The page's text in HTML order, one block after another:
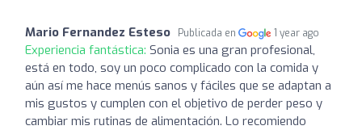
Mario Fernandez Esteso Publicada en 1 year ago
Experiencia fantástica: Sonia es una gran profesional,
está en todo, soy un poco complicado con la comida y
aún así me hace menús sanos y fáciles que se adaptan a
mis gustos y cumplen con el objetivo de perder peso y
cambiar mis rutinas de alimentación. Lo recomiendo